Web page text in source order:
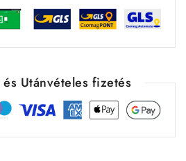
és Utánvételes fizetés